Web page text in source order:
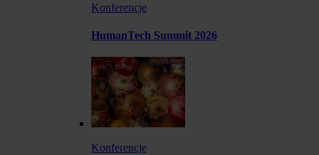
Konferencje
HumanTech Summit 2026
Konferencje